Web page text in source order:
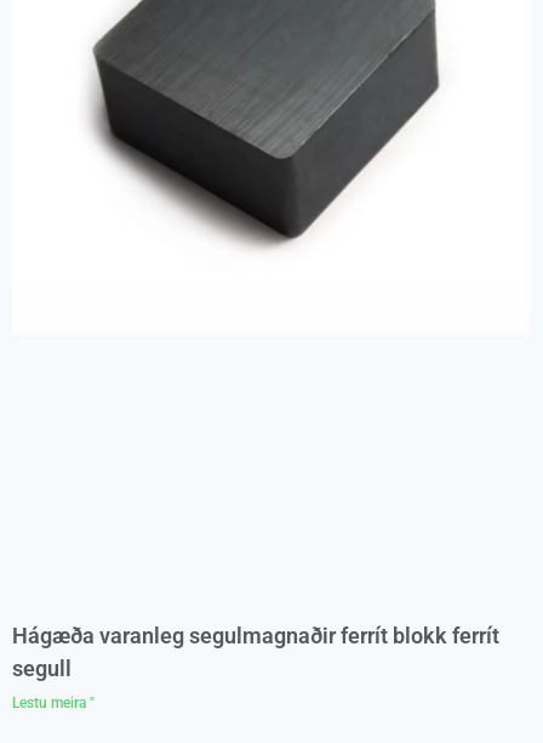
Hágæða varanleg segulmagnaðir ferrít blokk ferrít
segull
Lestu meira "